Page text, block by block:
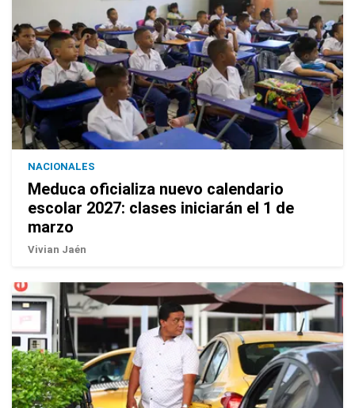
NACIONALES
Meduca oficializa nuevo calendario
escolar 2027: clases iniciarán el 1 de
marzo
Vivian Jaén